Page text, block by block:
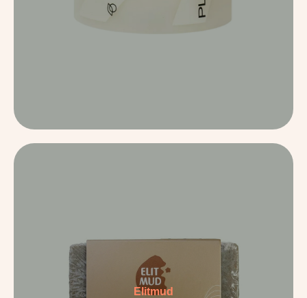
Elitmud